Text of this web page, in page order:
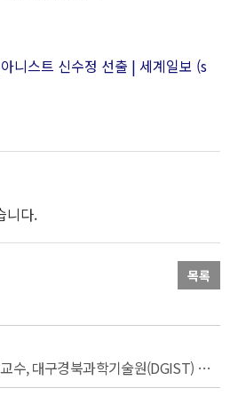
니스트 신수정 선출 | 세계일보 (s
니다.
목록
기계공학과 이건우 명예교수, 대구경북과학기술원(DGIST) 제5대 총장 취임